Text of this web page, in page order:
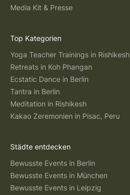
Media Kit & Presse
Top Kategorien
Yoga Teacher Trainings in Rishikesh
Retreats in Koh Phangan
Ecstatic Dance in Berlin
Tantra in Berlin
Meditation in Rishikesh
Kakao Zeremonien in Pisac, Peru
Städte entdecken
Bewusste Events in Berlin
Bewusste Events in München
Bewusste Events in Leipzig